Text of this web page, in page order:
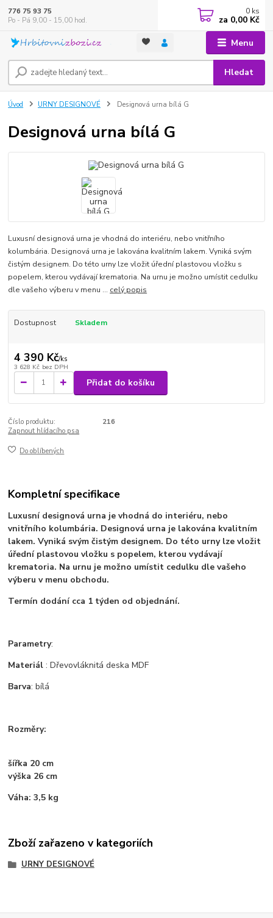
Menu
Hledat
776 75 93 75
Po - Pá 9,00 - 15,00 hod.
0 ks
za 0,00 Kč
Úvod URNY DESIGNOVÉ Designová urna bílá G
Designová urna bílá G
Luxusní designová urna je vhodná do interiéru, nebo vnitřního
kolumbária. Designová urna je lakována kvalitním lakem. Vyniká svým
čistým designem. Do této urny lze vložit úřední plastovou vložku s
popelem, kterou vydávají krematoria. Na urnu je možno umístit cedulku
dle vašeho výberu v menu ... celý popis
Dostupnost Skladem
4 390 Kč/ks
3 628 Kč bez DPH
Přidat do košíku
Číslo produktu:
216
Zapnout hlídacího psa
Do oblíbených
Kompletní specifikace
Luxusní designová urna je vhodná do interiéru, nebo
vnitřního kolumbária. Designová urna je lakována kvalitním
lakem. Vyniká svým čistým designem. Do této urny lze vložit
úřední plastovou vložku s popelem, kterou vydávají
krematoria. Na urnu je možno umístit cedulku dle vašeho
výberu v menu obchodu.
Termín dodání cca 1 týden od objednání.
Parametry:
Materiál : Dřevovláknitá deska MDF
Barva: bílá
Rozměry:
šířka 20 cm
výška 26 cm
Váha: 3,5 kg
Zboží zařazeno v kategoriích
URNY DESIGNOVÉ